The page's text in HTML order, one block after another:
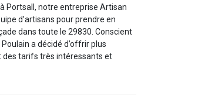
Portsall, notre entreprise Artisan
d’artisans pour prendre en
dans toute le 29830. Conscient
a décidé d’offrir plus
des tarifs très intéressants et